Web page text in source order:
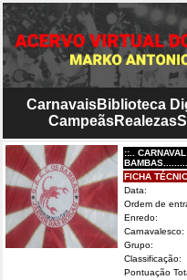
CarnavaisBiblioteca
CampeãsRealezas
::..
FICHA
Data:
Ordem de
Enredo:
Carnavalesco:
Grupo:
Classificação:
Pontuação